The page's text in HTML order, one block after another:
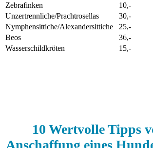
Zebrafinken
10,-
Unzertrennliche/Prachtrosellas
30,-
Nymphensittiche/Alexandersittiche
25,-
Beos
36,-
Wasserschildkröten
15,-
10 Wertvolle Tipps
Anschaffung eines